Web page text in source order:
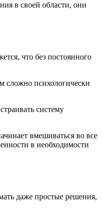
в своей области, они
что без постоянного
сложно психологически
систему
вмешиваться во все
в необходимости
даже простые решения,